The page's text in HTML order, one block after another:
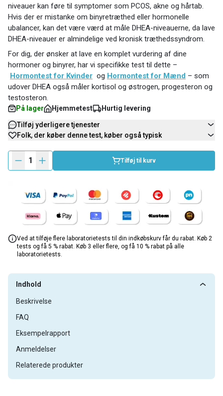
niveauer kan føre til symptomer som PCOS, akne og hårtab.
Hvis der er mistanke om binyretræthed eller hormonelle
ubalancer, kan det være værd at måle DHEA-niveauerne, da lave
DHEA-niveauer er almindelige ved kronisk træthedssyndrom.
For dig, der ønsker at lave en komplet vurdering af dine
hormoner og binyrer, har vi specifikke test til dette –
Hormontest for Kvinder og Hormontest for Mænd – som
udover DHEA også måler kortisol og østrogen, progesteron og
testosteron.
På lager Hjemmetest Hurtig levering
Tilføj yderligere tjenester
Folk, der køber denne test, køber også typisk
1 Tilføj til kurv
Ved at tilføje flere laboratorietests til din indkøbskurv får du rabat. Køb 2
tests og få 5 % rabat. Køb 3 eller flere, og få 10 % rabat på alle
laboratorietests.
Indhold
Beskrivelse
FAQ
Eksempelrapport
Anmeldelser
Relaterede produkter